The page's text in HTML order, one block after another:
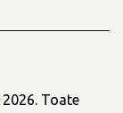
2026. Toate